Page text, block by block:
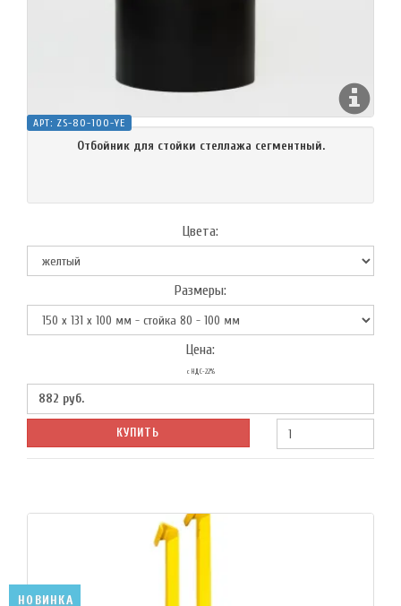
АРТ: ZS-80-100-YE
Отбойник для стойки стеллажа сегментный.
Цвета:
Размеры:
Цена:
с НДС-22%
882 руб.
КУПИТЬ
НОВИНКА